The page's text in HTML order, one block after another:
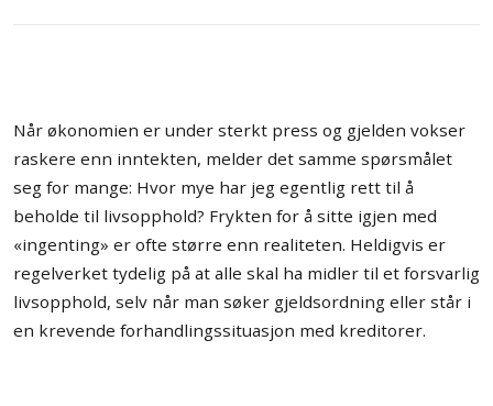
Når økonomien er under sterkt press og gjelden vokser
raskere enn inntekten, melder det samme spørsmålet
seg for mange: Hvor mye har jeg egentlig rett til å
beholde til livsopphold? Frykten for å sitte igjen med
«ingenting» er ofte større enn realiteten. Heldigvis er
regelverket tydelig på at alle skal ha midler til et forsvarlig
livsopphold, selv når man søker gjeldsordning eller står i
en krevende forhandlingssituasjon med kreditorer.